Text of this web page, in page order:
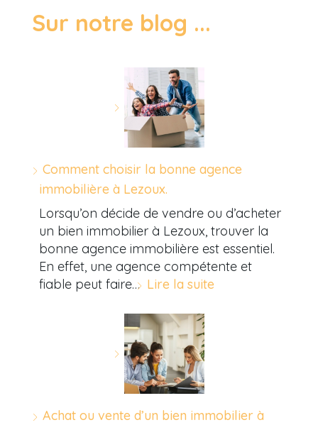
Sur notre blog ...
Comment choisir la bonne agence
immobilière à Lezoux.
Lorsqu’on décide de vendre ou d’acheter
un bien immobilier à Lezoux, trouver la
bonne agence immobilière est essentiel.
En effet, une agence compétente et
fiable peut faire… Lire la suite
Achat ou vente d’un bien immobilier à